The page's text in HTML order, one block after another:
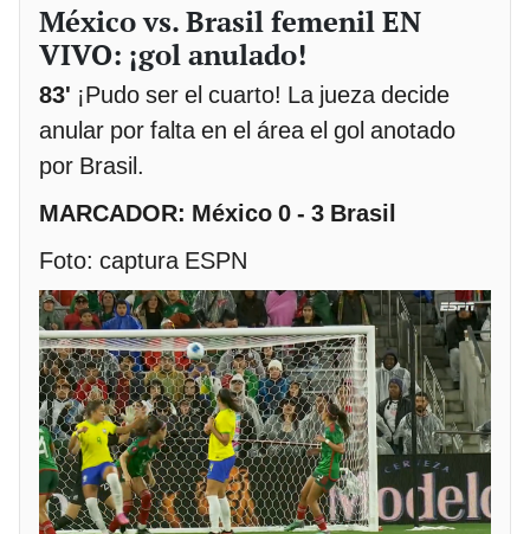
México vs. Brasil femenil EN
VIVO: ¡gol anulado!
83' ¡Pudo ser el cuarto! La jueza decide
anular por falta en el área el gol anotado
por Brasil.
MARCADOR: México 0 - 3 Brasil
Foto: captura ESPN